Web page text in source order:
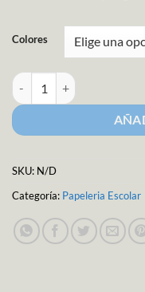
Colores
Crayón de Maquillaje para
SKU: N/D
Categoría: Papeleria Escolar